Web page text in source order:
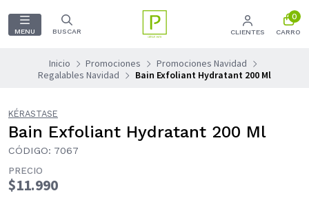
MENU BUSCAR CLIENTES
0
CARRO
Inicio Promociones
Promociones Navidad
Regalables Navidad
Bain Exfoliant Hydratant 200 Ml
KÉRASTASE
Bain Exfoliant Hydratant 200 Ml
CÓDIGO: 7067
PRECIO
$11.990